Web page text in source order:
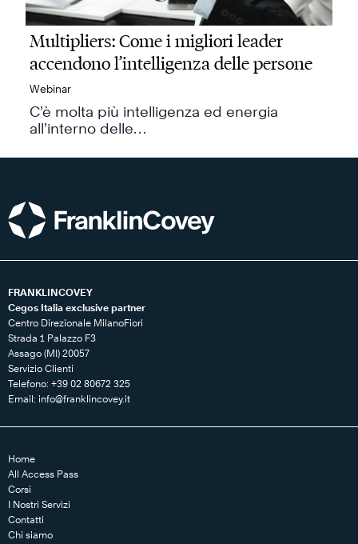
Multipliers: Come i migliori leader
accendono l’intelligenza delle persone
Webinar
C’è molta più intelligenza ed energia
all’interno delle…
FRANKLINCOVEY
Cegos Italia exclusive partner
Centro Direzionale MilanoFiori
Strada 1 Palazzo F3
Assago (MI) 20057
Servizio Clienti
Telefono: +39 02 80672 325
Email: info@franklincovey.it
Home
All Access Pass
Corsi
I Nostri Servizi
Contatti
Chi siamo